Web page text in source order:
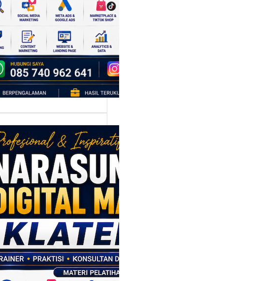
Perkembangan dunia
industri tidak hanya
mengubah cara
perusahaan
memproduksi barang,…
Narasumber
Digital Marketing
Klaten: Membantu
UMKM dan SDM
Lokal Naik Kelas
Melalui Strategi
Digital